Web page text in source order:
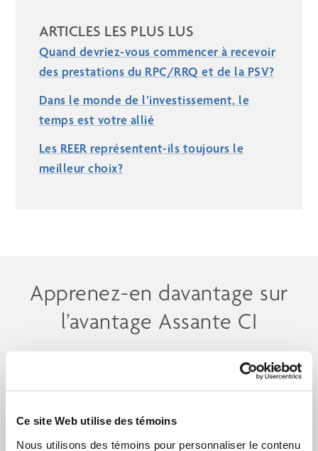
Ce site Web utilise des témoins
Nous utilisons des témoins pour personnaliser le contenu
ARTICLES LES PLUS LUS
Quand devriez-vous commencer à recevoir
des prestations du RPC/RRQ et de la PSV?
Dans le monde de l’investissement, le
temps est votre allié
Les REER représentent-ils toujours le
meilleur choix?
Apprenez-en davantage sur
l’avantage Assante CI